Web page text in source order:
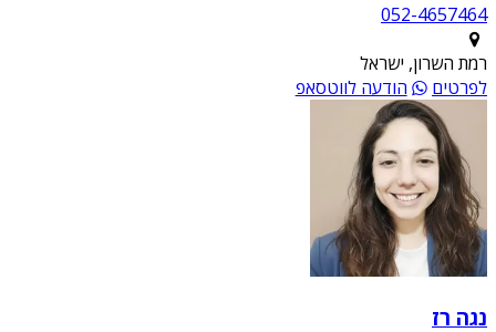
052-4657464
רמת השרון, ישראל
לפרטים
הודעה לווטסאפ
נגה רז